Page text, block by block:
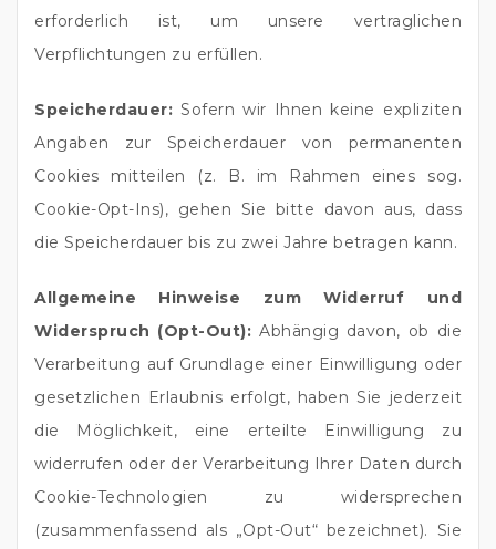
erforderlich ist, um unsere vertraglichen
Verpflichtungen zu erfüllen.
Speicherdauer:Sofern wir Ihnen keine expliziten
Angaben zur Speicherdauer von permanenten
Cookies mitteilen (z. B. im Rahmen eines sog.
Cookie-Opt-Ins), gehen Sie bitte davon aus, dass
die Speicherdauer bis zu zwei Jahre betragen kann.
Allgemeine Hinweise zum Widerruf und
Widerspruch (Opt-Out): Abhängig davon, ob die
Verarbeitung auf Grundlage einer Einwilligung oder
gesetzlichen Erlaubnis erfolgt, haben Sie jederzeit
die Möglichkeit, eine erteilte Einwilligung zu
widerrufen oder der Verarbeitung Ihrer Daten durch
Cookie-Technologien zu widersprechen
(zusammenfassend als „Opt-Out“ bezeichnet). Sie